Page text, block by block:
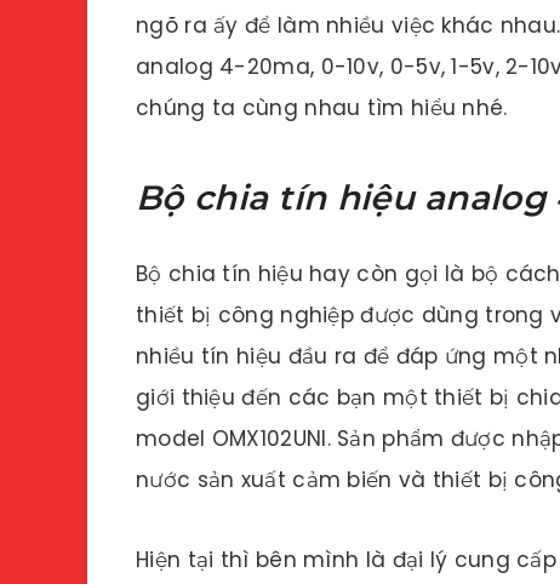
ngõ ra ấy để làm nhiều việc khác
analog 4-20ma, 0-10v, 0-5v, 1-5v, 2-
chúng ta cùng nhau tìm hiểu nhé.
Bộ chia tín hiệu analog
Bộ chia tín hiệu hay còn gọi là bộ
thiết bị công nghiệp được dùng trong
nhiều tín hiệu đầu ra để đáp ứng một
giới thiệu đến các bạn một thiết bị
model OMX102UNI. Sản phẩm được
nước sản xuất cảm biến và thiết bị
Hiện tại thì bên mình là đại lý cung